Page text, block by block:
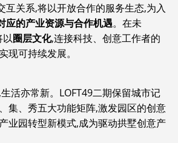
互关系,将以开放合作的服务生态,为入
应的产业资源与合作机遇。在未
以圈层文化,连接科技、创意工作者的
现可持续发展。
活亦常新。LOFT49二期保留城市记
集、秀五大功能矩阵,激发园区的创意
业园转型新模式,成为驱动拱墅创意产